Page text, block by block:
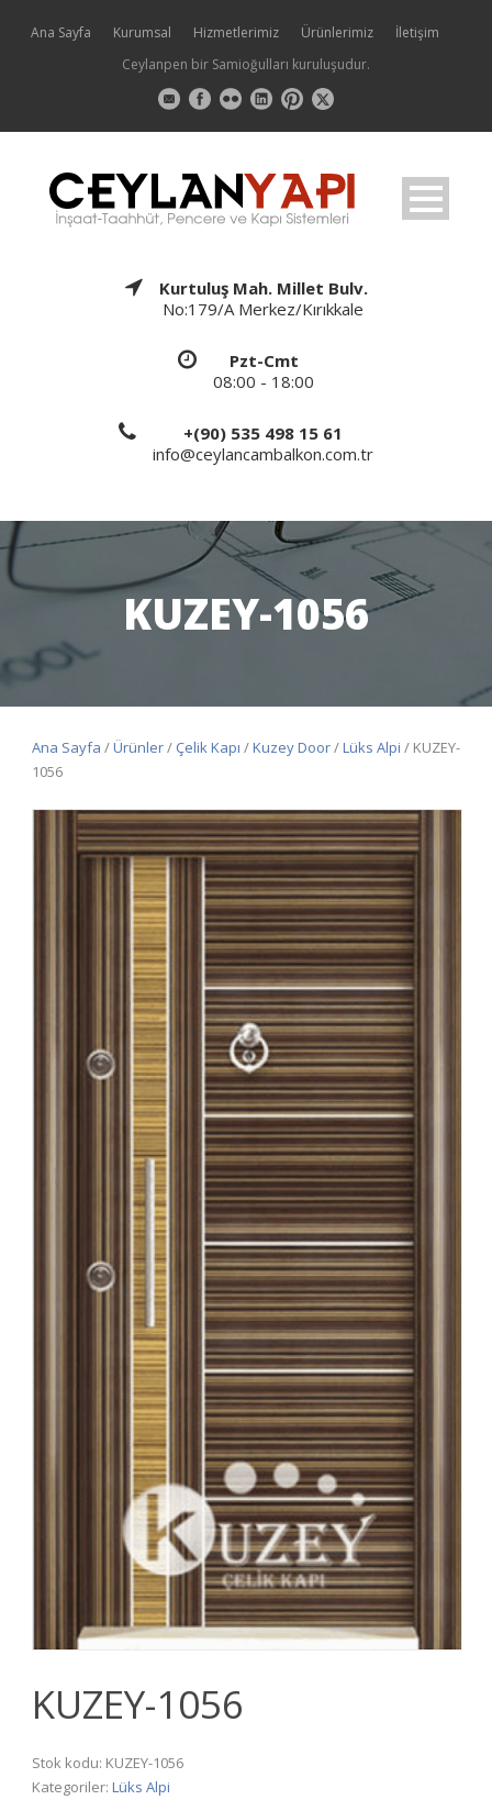
Ana Sayfa Kurumsal Hizmetlerimiz Ürünlerimiz
İletişim
Ceylanpen bir Samioğulları kuruluşudur.
Kurtuluş Mah. Millet Bulv.
No:179/A Merkez/Kırıkkale
Pzt-Cmt
08:00 - 18:00
+(90) 535 498 15 61
info@ceylancambalkon.com.tr
KUZEY-1056
Ana Sayfa /Ürünler/ Çelik Kapı /Kuzey Door/Lüks Alpi / KUZEY-
1056
KUZEY-1056
Stok kodu: KUZEY-1056
Kategoriler: Lüks Alpi